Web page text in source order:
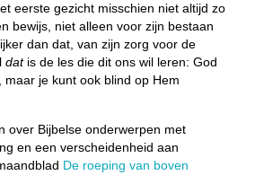
eerste gezicht misschien niet altijd zo
bewijs, niet alleen voor zijn bestaan
dan dat, van zijn zorg voor de
dat is de les die dit ons wil leren: God
maar je kunt ook blind op Hem
over Bijbelse onderwerpen met
en een verscheidenheid aan
De roeping van boven